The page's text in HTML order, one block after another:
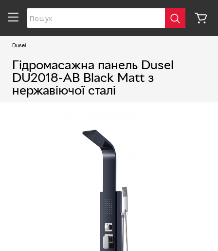
Dusel
Гідромасажна панель Dusel
DU2018-АВ Black Matt з
нержавіючої сталі